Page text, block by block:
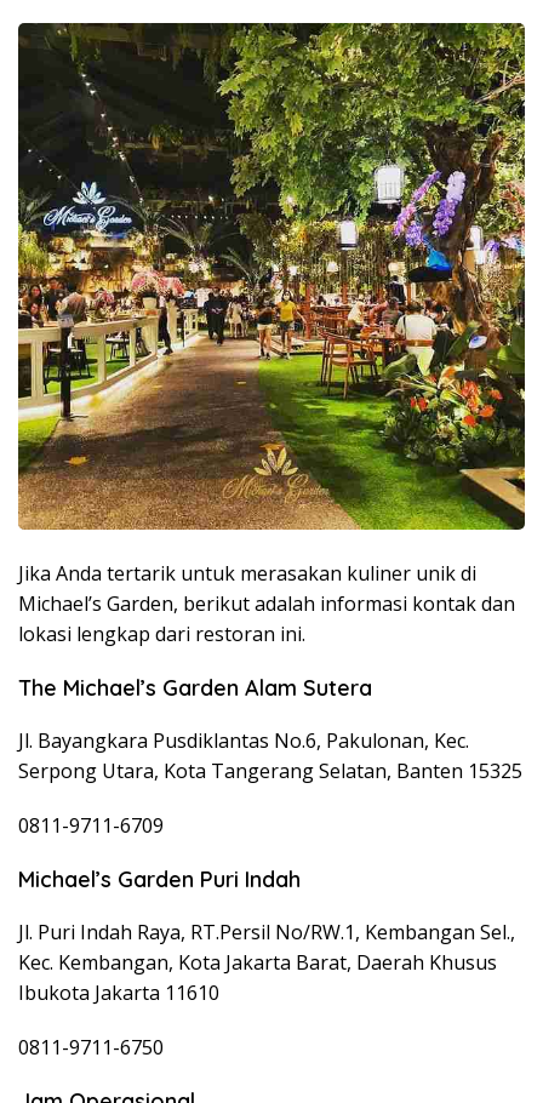
Jika Anda tertarik untuk merasakan kuliner unik di
Michael’s Garden, berikut adalah informasi kontak dan
lokasi lengkap dari restoran ini.
The Michael’s Garden Alam Sutera
Jl. Bayangkara Pusdiklantas No.6, Pakulonan, Kec.
Serpong Utara, Kota Tangerang Selatan, Banten 15325
0811-9711-6709
Michael’s Garden Puri Indah
Jl. Puri Indah Raya, RT.Persil No/RW.1, Kembangan Sel.,
Kec. Kembangan, Kota Jakarta Barat, Daerah Khusus
Ibukota Jakarta 11610
0811-9711-6750